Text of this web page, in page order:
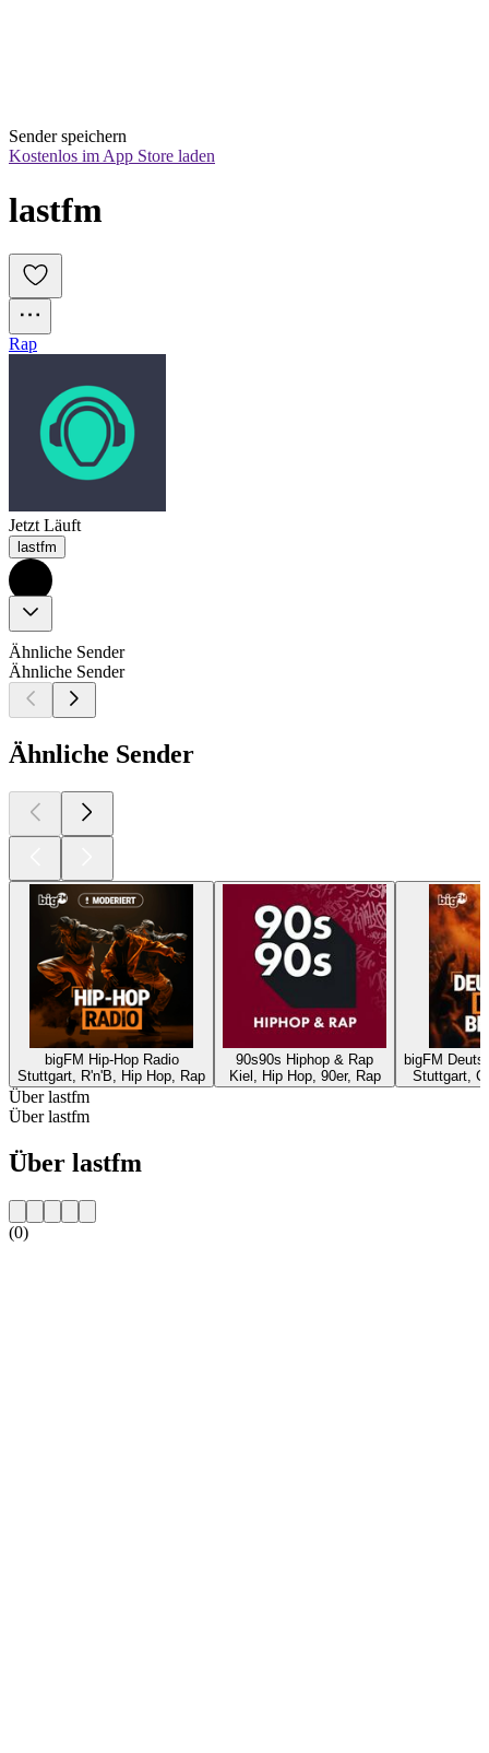
Sender speichern
Kostenlos im App Store laden
lastfm
Rap
Jetzt Läuft
lastfm
Ähnliche Sender
Ähnliche Sender
Ähnliche Sender
bigFM Hip-Hop Radio
Stuttgart, R'n'B, Hip Hop, Rap
90s90s Hiphop & Rap
Kiel, Hip Hop, 90er, Rap
bigFM
Stuttgart,
Über lastfm
Über lastfm
Über lastfm
(0)